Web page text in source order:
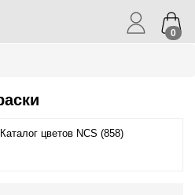
0
Каталог цветов NCS (858)